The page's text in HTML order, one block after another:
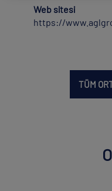
Web sitesi
https://
TÜM